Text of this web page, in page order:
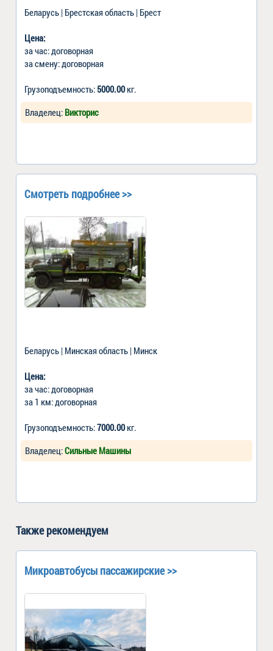
Беларусь | Брестская область | Брест
Цена:
за час: договорная
за смену: договорная
Грузоподъемность: 5000.00кг.
Владелец: Викторис
Смотреть подробнее >>
Беларусь | Минская область | Минск
Цена:
за час: договорная
за 1 км: договорная
Грузоподъемность:7000.00кг.
Владелец:Сильные Машины
Также рекомендуем
Микроавтобусы пассажирские >>